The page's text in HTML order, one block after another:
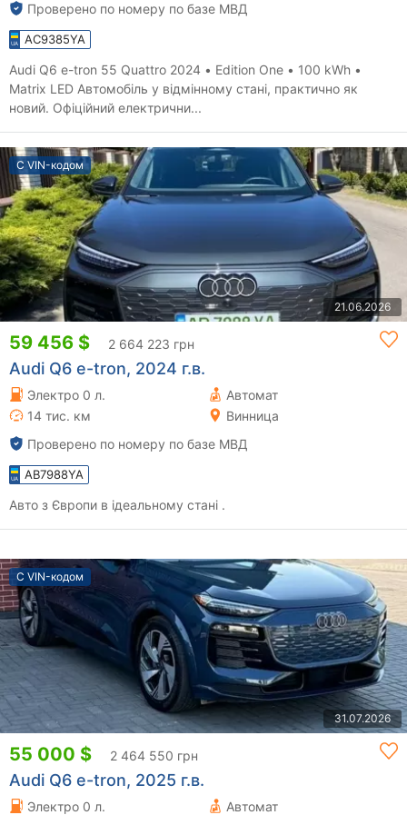
Проверено по номеру по базе МВД
AC9385YA
Audi Q6 e-tron 55 Quattro 2024 • Edition One • 100 kWh •
Matrix LED Автомобіль у відмінному стані, практично як
новий. Офіційний електрични...
С VIN-кодом
21.06.2026
59 456 $ 2 664 223 грн
Audi Q6 e-tron, 2024 г.в.
Электро 0 л.
Автомат
14 тис. км
Винница
Проверено по номеру по базе МВД
AB7988YA
Авто з Європи в ідеальному стані .
С VIN-кодом
31.07.2026
55 000 $ 2 464 550 грн
Audi Q6 e-tron, 2025 г.в.
Электро 0 л.
Автомат